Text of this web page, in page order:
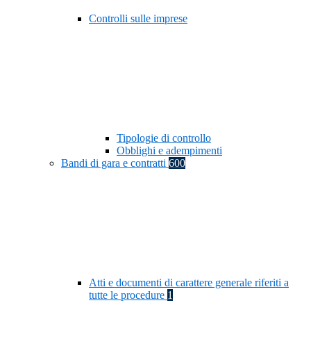
Controlli sulle imprese
Tipologie di controllo
Obblighi e adempimenti
Bandi di gara e contratti 600
Atti e documenti di carattere generale riferiti a
tutte le procedure 1